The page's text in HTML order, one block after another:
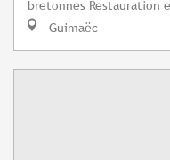
bretonnes Restauration
Guimaëc